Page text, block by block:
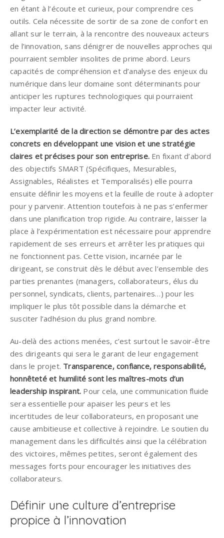
en étant à l’écoute et curieux, pour comprendre ces
outils. Cela nécessite de sortir de sa zone de confort en
allant sur le terrain, à la rencontre des nouveaux acteurs
de l’innovation, sans dénigrer de nouvelles approches qui
pourraient sembler insolites de prime abord. Leurs
capacités de compréhension et d’analyse des enjeux du
numérique dans leur domaine sont déterminants pour
anticiper les ruptures technologiques qui pourraient
impacter leur activité.
L’exemplarité de la direction se démontre par des actes
concrets en développant une vision et une stratégie
claires et précises pour son entreprise. En fixant d’abord
des objectifs SMART (Spécifiques, Mesurables,
Assignables, Réalistes et Temporalisés) elle pourra
ensuite définir les moyens et la feuille de route à adopter
pour y parvenir. Attention toutefois à ne pas s’enfermer
dans une planification trop rigide. Au contraire, laisser la
place à l’expérimentation est nécessaire pour apprendre
rapidement de ses erreurs et arrêter les pratiques qui
ne fonctionnent pas. Cette vision, incarnée par le
dirigeant, se construit dès le début avec l’ensemble des
parties prenantes (managers, collaborateurs, élus du
personnel, syndicats, clients, partenaires…) pour les
impliquer le plus tôt possible dans la démarche et
susciter l’adhésion du plus grand nombre.
Au-delà des actions menées, c’est surtout le savoir-être
des dirigeants qui sera le garant de leur engagement
dans le projet. Transparence, confiance, responsabilité,
honnêteté et humilité sont les maîtres-mots d’un
leadership inspirant. Pour cela, une communication fluide
sera essentielle pour apaiser les peurs et les
incertitudes de leur collaborateurs, en proposant une
cause ambitieuse et collective à rejoindre. Le soutien du
management dans les difficultés ainsi que la célébration
des victoires, mêmes petites, seront également des
messages forts pour encourager les initiatives des
collaborateurs.
Définir une culture d’entreprise
propice à l’innovation